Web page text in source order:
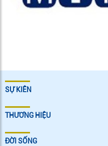
SỰ KIÊN
THƯƠNG HIỆU
ĐỜI SỐNG